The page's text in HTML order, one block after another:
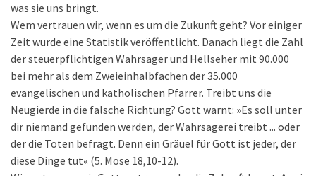
was sie uns bringt.
Wem vertrauen wir, wenn es um die Zukunft geht? Vor einiger
Zeit wurde eine Statistik veröffentlicht. Danach liegt die Zahl
der steuerpflichtigen Wahrsager und Hellseher mit 90.000
bei mehr als dem Zweieinhalbfachen der 35.000
evangelischen und katholischen Pfarrer. Treibt uns die
Neugierde in die falsche Richtung? Gott warnt: »Es soll unter
dir niemand gefunden werden, der Wahrsagerei treibt ... oder
der die Toten befragt. Denn ein Gräuel für Gott ist jeder, der
diese Dinge tut« (5. Mose 18,10-12).